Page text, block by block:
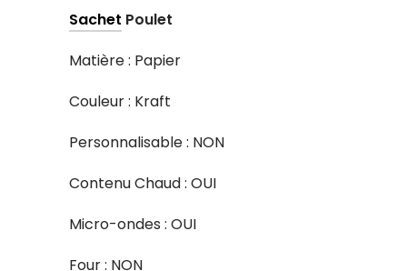
Sachet Poulet
Matière : Papier
Couleur : Kraft
Personnalisable : NON
Contenu Chaud : OUI
Micro-ondes : OUI
Four : NON